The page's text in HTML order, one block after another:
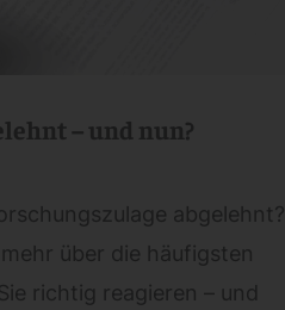
– und nun?
abgelehnt?
über die häufigsten
richtig reagieren – und